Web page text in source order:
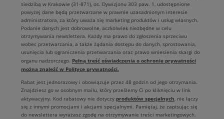
siedzibą w Krakowie (31-871), os. Dywizjonu 303 paw. 1, udostępnione
powyżej dane będą przetwarzane w prawnie uzasadnionym interesie
administratora, za który uważa się marketing produktów i usług własnych.
Podanie danych jest dobrowolne, aczkolwiek niezbędne w celu
otrzymywania newslettera. Każdy ma prawo do zgłoszenia sprzeciwu
wobec przetwarzania, a także żądania dostępu do danych, sprostowania,
usunięcia lub ograniczenia przetwarzania oraz prawo wniesienia skargi do
organu nadzorczego. Pełną treść oświadczenia o ochronie prywatności
można znaleźć w Polityce prywatności.
Rabat jest jednorazowy i obowiązuje przez 48 godzin od jego otrzymania.
Znajdziesz go w osobnym mailu, który prześlemy Ci po kliknięciu w link
aktywacyjny. Kod rabatowy nie dotyczy produktów specjalnych, nie łączy
się z innymi promocjami i akcjami specjalnymi. Pamiętaj, że zapisując się
do newslettera wyrażasz zgodę na otrzymywanie treści marketingowych.